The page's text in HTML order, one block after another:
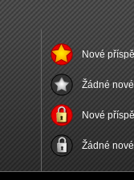
Nové
Žádné
Nové
Žádné